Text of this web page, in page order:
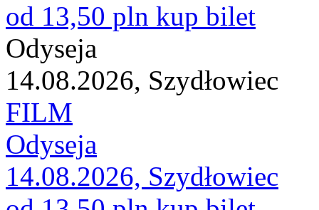
od 13,50 pln kup bilet
Odyseja
14.08.2026, Szydłowiec
FILM
Odyseja
14.08.2026, Szydłowiec